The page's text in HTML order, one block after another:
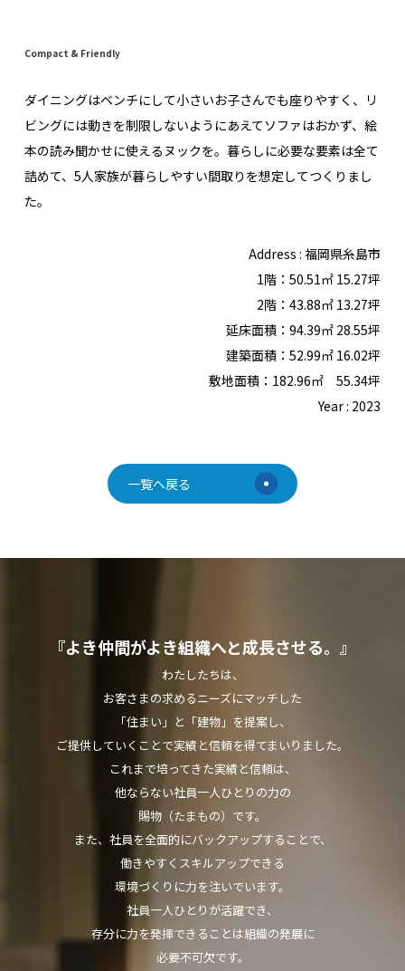
Compact & Friendly
ダイニングはベンチにして小さいお子さんでも座りやすく、リ
ビングには動きを制限しないようにあえてソファはおかず、絵
本の読み聞かせに使えるヌックを。暮らしに必要な要素は全て
詰めて、5人家族が暮らしやすい間取りを想定してつくりまし
た。
Address : 福岡県糸島市
1階：50.51㎡ 15.27坪
2階：43.88㎡ 13.27坪
延床面積：94.39㎡ 28.55坪
建築面積：52.99㎡ 16.02坪
敷地面積：182.96㎡ 55.34坪
Year : 2023
一覧へ戻る
『よき仲間がよき組織へと成長させる。』
わたしたちは、
お客さまの求めるニーズにマッチした
「住まい」と「建物」を提案し、
ご提供していくことで実績と信頼を得てまいりました。
これまで培ってきた実績と信頼は、
他ならない社員一人ひとりの力の
賜物（たまもの）です。
また、社員を全面的にバックアップすることで、
働きやすくスキルアップできる
環境づくりに力を注いでいます。
社員一人ひとりが活躍でき、
存分に力を発揮できることは組織の発展に
必要不可欠です。